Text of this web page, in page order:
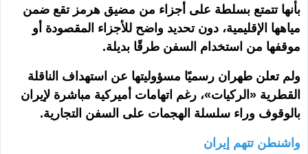
بأنها تتمتع بسلطة على أجزاء من مضيق هرمز تقع ضمن
مياهها الإقليمية، دون تحديد واضح للأجزاء المقصودة أو
موقفها من استخدام السفن طرقًا بديلة.
ولم تعلن طهران رسميًا مسؤوليتها عن استهداف الناقلة
القطرية «الركيات»، رغم اتهامات أميركية مباشرة لإيران
بالوقوف وراء سلسلة الهجمات على السفن التجارية.
واشنطن تتهم إيران